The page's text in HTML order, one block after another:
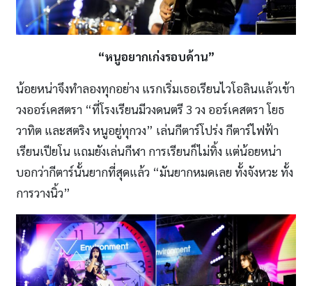
“หนูอยากเก่งรอบด้าน”
น้อยหน่าจึงทำลองทุกอย่าง แรกเริ่มเธอเรียนไวโอลินแล้วเข้า
วงออร์เคสตรา “ที่โรงเรียนมีวงดนตรี 3 วง ออร์เคสตรา โยธ
วาทิต และสตริง หนูอยู่ทุกวง” เล่นกีตาร์โปร่ง กีตาร์ไฟฟ้า
เรียนเปียโน แถมยังเล่นกีฬา การเรียนก็ไม่ทิ้ง แต่น้อยหน่า
บอกว่ากีตาร์นั้นยากที่สุดแล้ว “มันยากหมดเลย ทั้งจังหวะ ทั้ง
การวางนิ้ว”